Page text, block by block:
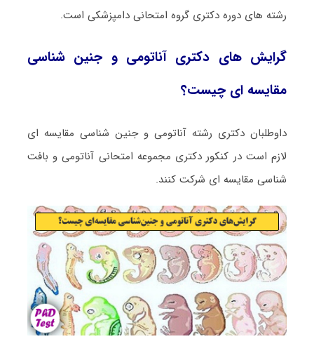
رشته های دوره دکتری گروه امتحانی دامپزشکی است.
گرایش های دکتری آﻧﺎﺗﻮمی و ﺟﻨﻴﻦ ﺷﻨﺎسی
ﻣﻘﺎﻳﺴﻪ ای چیست؟
داوطلبان دکتری رشته آﻧﺎﺗﻮمی و ﺟﻨﻴﻦ ﺷﻨﺎسی ﻣﻘﺎﻳﺴﻪ ای
لازم است در کنکور دکتری مجموعه امتحانی آناتومی و بافت
شناسی مقایسه ای شرکت کنند.